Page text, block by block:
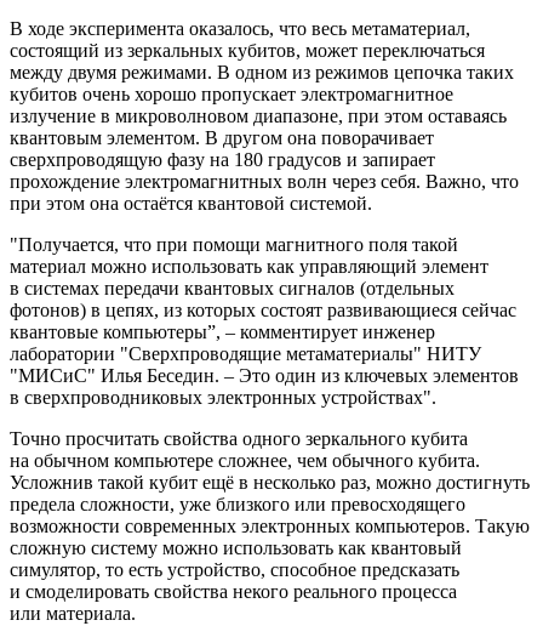
В ходе эксперимента оказалось, что весь метаматериал,
состоящий из зеркальных кубитов, может переключаться
между двумя режимами. В одном из режимов цепочка таких
кубитов очень хорошо пропускает электромагнитное
излучение в микроволновом диапазоне, при этом оставаясь
квантовым элементом. В другом она поворачивает
сверхпроводящую фазу на 180 градусов и запирает
прохождение электромагнитных волн через себя. Важно, что
при этом она остаётся квантовой системой.
"Получается, что при помощи магнитного поля такой
материал можно использовать как управляющий элемент
в системах передачи квантовых сигналов (отдельных
фотонов) в цепях, из которых состоят развивающиеся сейчас
квантовые компьютеры”, – комментирует инженер
лаборатории "Сверхпроводящие метаматериалы" НИТУ
"МИСиС" Илья Беседин. – Это один из ключевых элементов
в сверхпроводниковых электронных устройствах".
Точно просчитать свойства одного зеркального кубита
на обычном компьютере сложнее, чем обычного кубита.
Усложнив такой кубит ещё в несколько раз, можно достигнуть
предела сложности, уже близкого или превосходящего
возможности современных электронных компьютеров. Такую
сложную систему можно использовать как квантовый
симулятор, то есть устройство, способное предсказать
и смоделировать свойства некого реального процесса
или материала.